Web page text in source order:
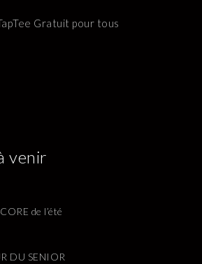
Gratuit pour tous
venir
de l’été
DU SENIOR